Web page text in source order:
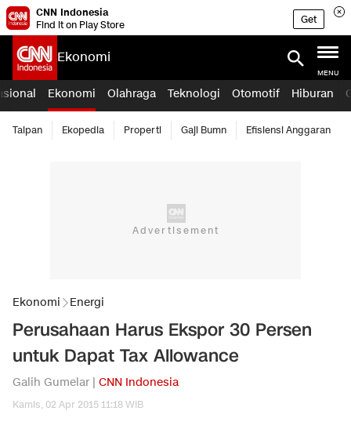
CNN Indonesia
Find it on Play Store
Get
Ekonomi
MENU
Ekonomi Olahraga Teknologi Otomotif Hiburan
Taipan Ekopedia Properti Gaji Bumn Efisiensi Anggaran
Ekonomi Energi
Perusahaan Harus Ekspor 30 Persen
untuk Dapat Tax Allowance
Galih Gumelar | CNN Indonesia
Kamis, 02 Apr 2015 11:18 WIB